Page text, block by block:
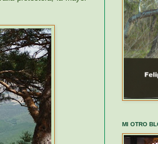
MI OTRO